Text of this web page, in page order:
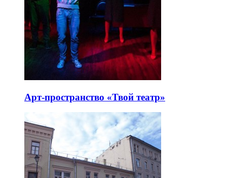
Арт-пространство «Твой театр»